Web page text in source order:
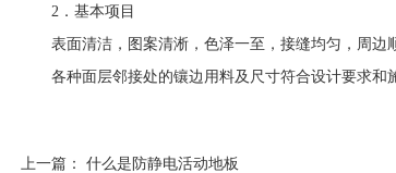
2．基本项目
表面清洁，图案清淅，色泽一至，接缝均匀，周边
各种面层邻接处的镶边用料及尺寸符合设计要求和
上一篇：
什么是防静电活动地板